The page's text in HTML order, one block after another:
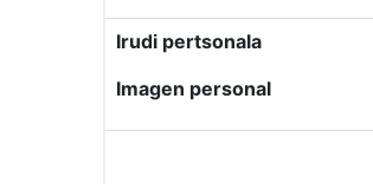
Irudi pertsonala
Imagen personal